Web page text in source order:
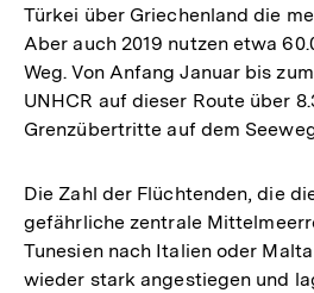
Türkei über Griechenland die
Aber auch 2019 nutzen etwa
Weg. Von Anfang Januar bis
UNHCR auf dieser Route über
Grenzübertritte auf dem
Die Zahl der Flüchtenden, die
gefährliche zentrale
Tunesien nach Italien oder
wieder stark angestiegen und